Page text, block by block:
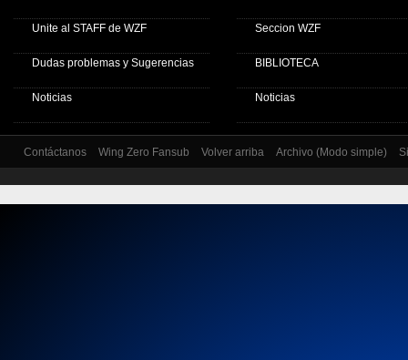
Unite al STAFF de WZF
Dudas problemas y Sugerencias
Noticias
Seccion WZF
BIBLIOTECA
Noticias
Contáctanos Wing Zero Fansub Volver arriba Archivo (Modo simple)